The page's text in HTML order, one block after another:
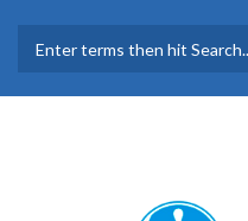
FORMULARIO
BÚSQUEDA